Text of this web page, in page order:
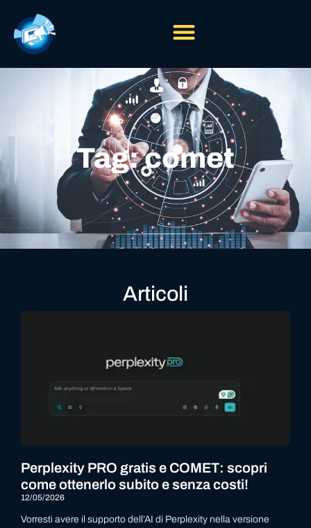
Tag: comet
Articoli
Perplexity PRO gratis e COMET: scopri
come ottenerlo subito e senza costi!
12/05/2026
Vorresti avere il supporto dell’AI di Perplexity nella versione